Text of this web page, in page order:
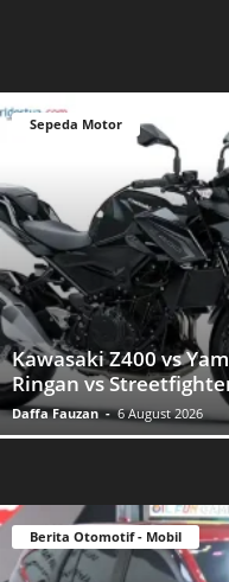
Sepeda Motor
Kawasaki Z400 vs
Ringan vs
Daffa Fauzan - 6 August 2026
Berita Otomotif - Mobil